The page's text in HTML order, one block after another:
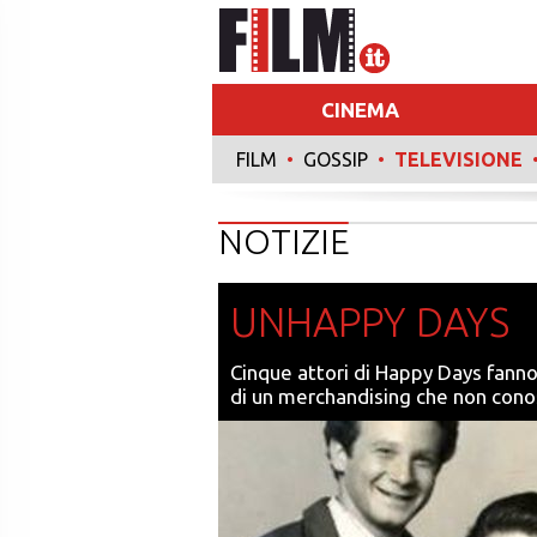
CINEMA
RECENSIONI
FILM • GOSSIP • TELEVISIONE •
NOTIZIE
UNHAPPY DAYS
Cinque attori di Happy Days
di un merchandising che non